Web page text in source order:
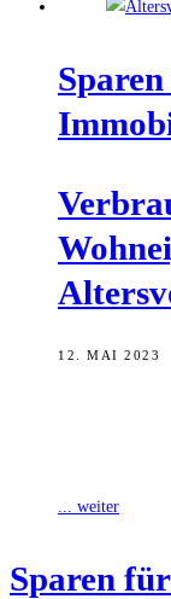
12. MAI 2023
... weiter
Spa­ren